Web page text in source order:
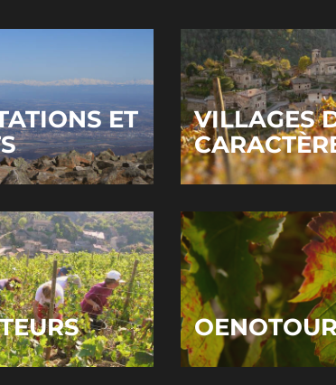
ET
VILLAGES